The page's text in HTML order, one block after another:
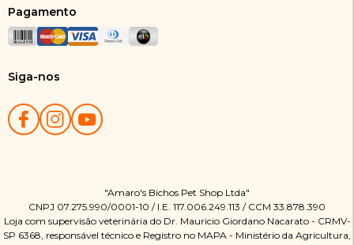
Pagamento
Siga-nos
"Amaro's Bichos Pet Shop Ltda"
CNPJ 07.275.990/0001-10 / I.E. 117.006.249.113 / CCM 33.878.390
Loja com supervisão veterinária do Dr. Mauricio Giordano Nacarato - CRMV-
SP 6368, responsável técnico e Registro no MAPA - Ministério da Agricultura,